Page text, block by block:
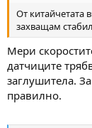
От китайчетата
захващам
Мери
датчиците
заглушитела.
правилно.